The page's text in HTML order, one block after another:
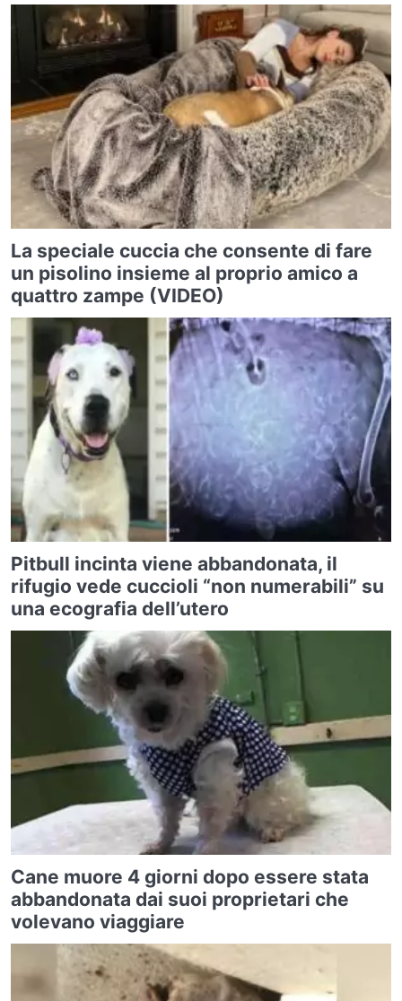
La speciale cuccia che consente di fare
un pisolino insieme al proprio amico a
quattro zampe (VIDEO)
Pitbull incinta viene abbandonata, il
rifugio vede cuccioli “non numerabili” su
una ecografia dell’utero
Cane muore 4 giorni dopo essere stata
abbandonata dai suoi proprietari che
volevano viaggiare